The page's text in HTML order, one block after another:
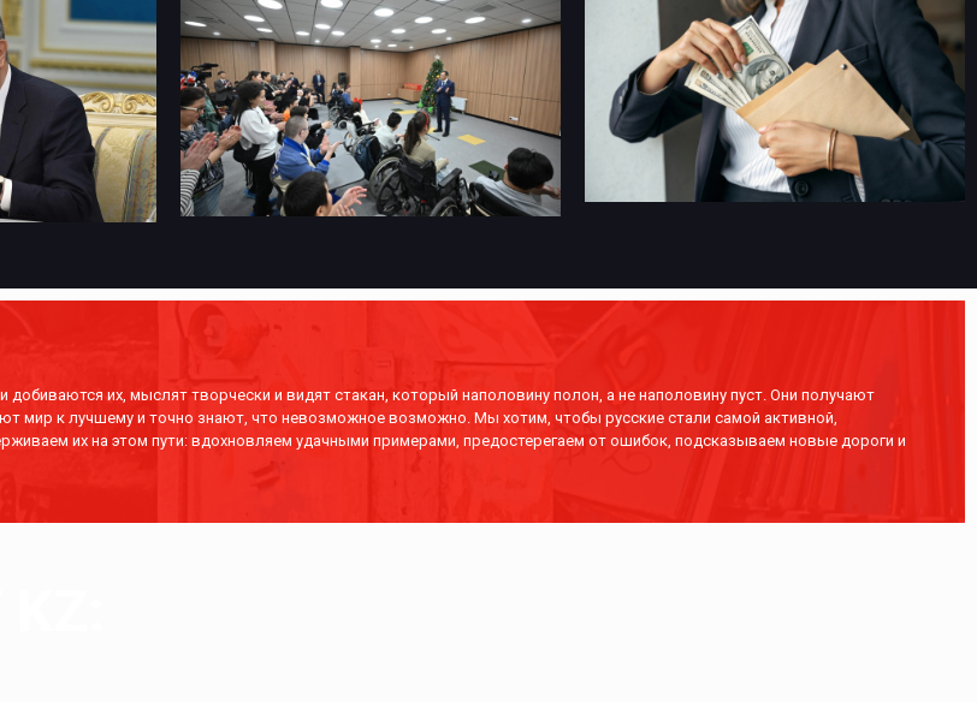
их, мыслят творчески и видят стакан, который наполовину полон, а не наполовину пуст. Они получают
мир к лучшему и точно знают, что невозможное возможно. Мы хотим, чтобы русские стали самой активной,
их на этом пути: вдохновляем удачными примерами, предостерегаем от ошибок, подсказываем новые дороги и